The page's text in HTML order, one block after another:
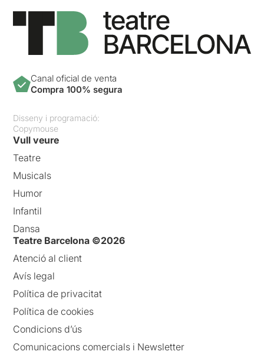
Canal oficial de venta
Compra 100% segura
Disseny i programació:
Copymouse
Vull veure
Teatre
Musicals
Humor
Infantil
Dansa
Teatre Barcelona ©2026
Atenció al client
Avís legal
Política de privacitat
Política de cookies
Condicions d’ús
Comunicacions comercials i Newsletter